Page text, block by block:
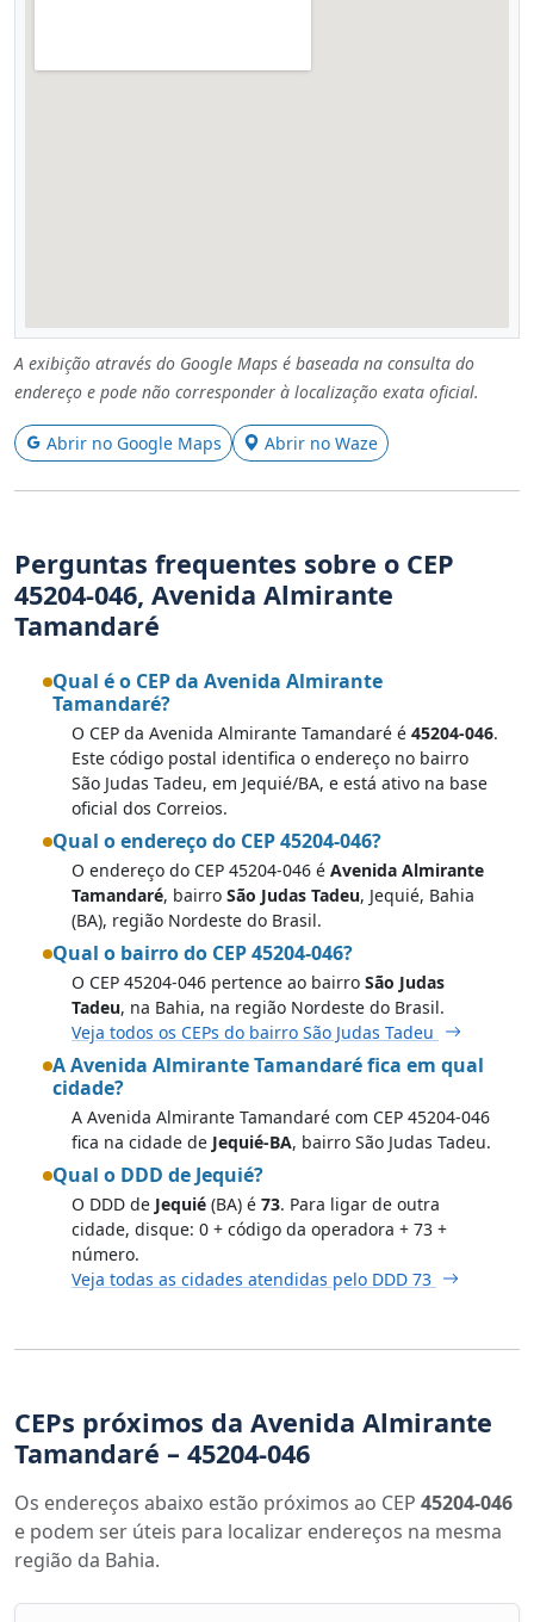
A exibição através do Google Maps é baseada na consulta do
endereço e pode não corresponder à localização exata oficial.
Abrir no Google Maps Abrir no Waze
Perguntas frequentes sobre o CEP
45204-046, Avenida Almirante
Tamandaré
Qual é o CEP da Avenida Almirante
Tamandaré?
O CEP da Avenida Almirante Tamandaré é 45204-046.
Este código postal identifica o endereço no bairro
São Judas Tadeu, em Jequié/BA, e está ativo na base
oficial dos Correios.
Qual o endereço do CEP 45204-046?
O endereço do CEP 45204-046 é Avenida Almirante
Tamandaré, bairro São Judas Tadeu, Jequié, Bahia
(BA), região Nordeste do Brasil.
Qual o bairro do CEP 45204-046?
O CEP 45204-046 pertence ao bairro São Judas
Tadeu, na Bahia, na região Nordeste do Brasil.
Veja todos os CEPs do bairro São Judas Tadeu
A Avenida Almirante Tamandaré fica em qual
cidade?
A Avenida Almirante Tamandaré com CEP 45204-046
fica na cidade de Jequié-BA, bairro São Judas Tadeu.
Qual o DDD de Jequié?
O DDD de Jequié (BA) é 73. Para ligar de outra
cidade, disque: 0 + código da operadora + 73 +
número.
Veja todas as cidades atendidas pelo DDD 73
CEPs próximos da Avenida Almirante
Tamandaré – 45204-046
Os endereços abaixo estão próximos ao CEP 45204-046
e podem ser úteis para localizar endereços na mesma
região da Bahia.